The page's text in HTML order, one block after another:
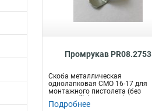
Промрукав PR08.2753
Скоба металлическая
однолапковая СМО 16-17 для
монтажного пистолета (без
отверстий) (100 шт/уп)...
Подробнее